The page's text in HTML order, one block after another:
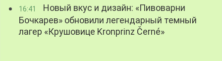
16:41
Новый вкус и дизайн: «Пивоварни
Бочкарев» обновили легендарный темный
лагер «Крушовице Kronprinz Černé»